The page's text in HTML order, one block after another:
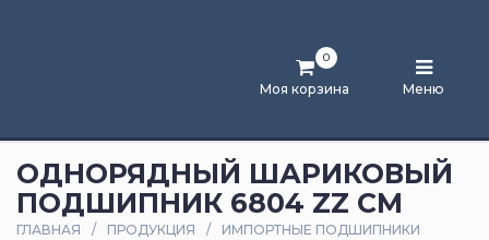
Моя корзина
0
Меню
и
статьи
Оплата
ОДНОРЯДНЫЙ ШАРИКОВЫЙ
ПОДШИПНИК 6804 ZZ CM
ГЛАВНАЯ ПРОДУКЦИЯ
ИМПОРТНЫЕ ПОДШИПНИКИ